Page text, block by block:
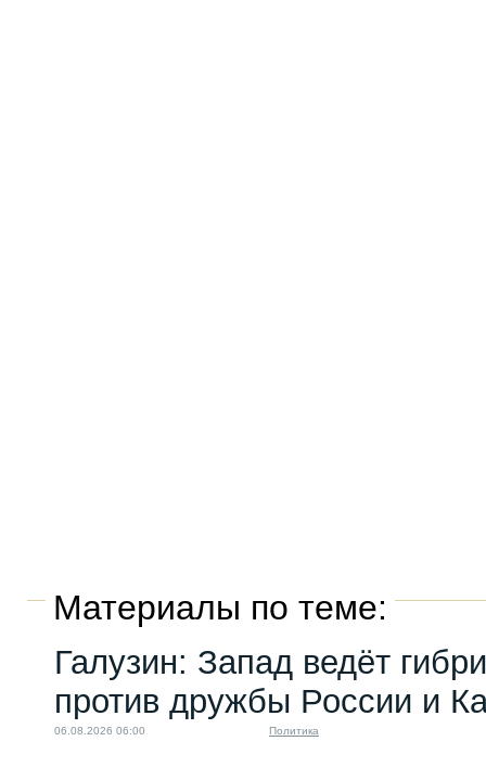
Материалы по теме:
Галузин: Запад ведёт
против дружбы России и
06.08.2026 06:00 Политика